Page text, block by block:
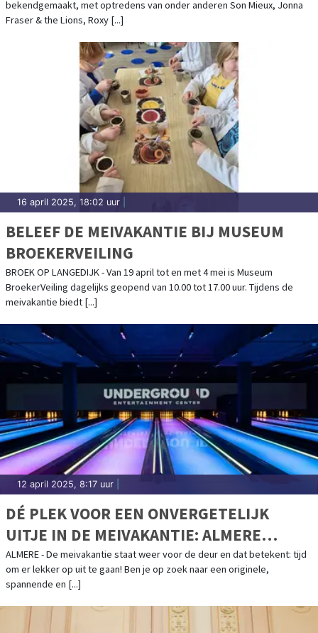
bekendgemaakt, met optredens van onder anderen Son Mieux, Jonna
Fraser & the Lions, Roxy [...]
16 april 2025, 18:02 uur
BELEEF DE MEIVAKANTIE BIJ MUSEUM
BROEKERVEILING
BROEK OP LANGEDIJK - Van 19 april tot en met 4 mei is Museum
BroekerVeiling dagelijks geopend van 10.00 tot 17.00 uur. Tijdens de
meivakantie biedt [...]
12 april 2025, 8:17 uur
DÉ PLEK VOOR EEN ONVERGETELIJK
UITJE IN DE MEIVAKANTIE: ALMERE
UNDERGROUND
ALMERE - De meivakantie staat weer voor de deur en dat betekent: tijd
om er lekker op uit te gaan! Ben je op zoek naar een originele,
spannende en [...]